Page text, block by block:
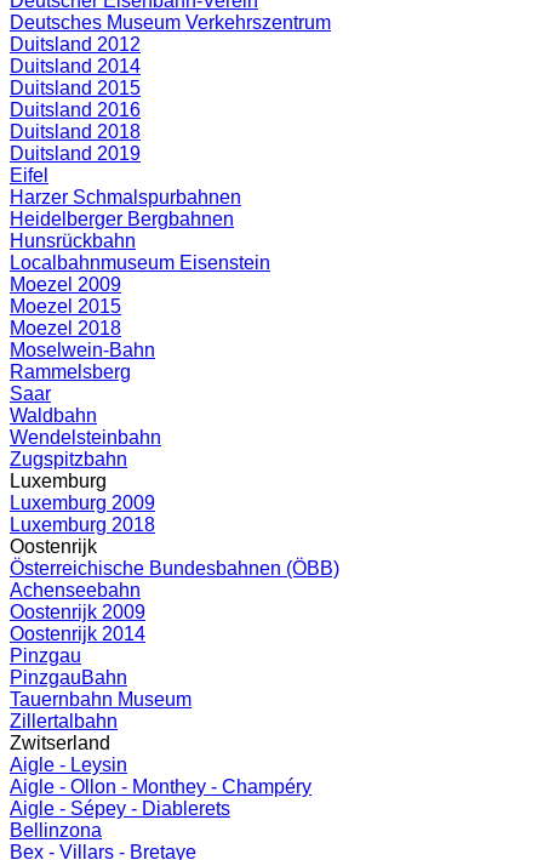
Deutsches Museum Verkehrszentrum
Duitsland 2012
Duitsland 2014
Duitsland 2015
Duitsland 2016
Duitsland 2018
Duitsland 2019
Eifel
Harzer Schmalspurbahnen
Heidelberger Bergbahnen
Hunsrückbahn
Localbahnmuseum Eisenstein
Moezel 2009
Moezel 2015
Moezel 2018
Moselwein-Bahn
Rammelsberg
Saar
Waldbahn
Wendelsteinbahn
Zugspitzbahn
Luxemburg
Luxemburg 2009
Luxemburg 2018
Oostenrijk
Österreichische Bundesbahnen (ÖBB)
Achenseebahn
Oostenrijk 2009
Oostenrijk 2014
Pinzgau
PinzgauBahn
Tauernbahn Museum
Zillertalbahn
Zwitserland
Aigle - Leysin
Aigle - Ollon - Monthey - Champéry
Aigle - Sépey - Diablerets
Bellinzona
Bex - Villars - Bretaye